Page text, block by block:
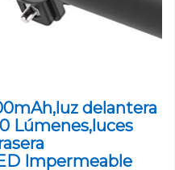
delantera
Lúmenes,luces
Impermeable